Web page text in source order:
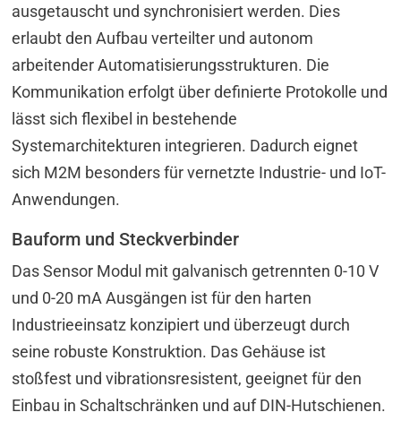
ausgetauscht und synchronisiert werden. Dies
erlaubt den Aufbau verteilter und autonom
arbeitender Automatisierungsstrukturen. Die
Kommunikation erfolgt über definierte Protokolle und
lässt sich flexibel in bestehende
Systemarchitekturen integrieren. Dadurch eignet
sich M2M besonders für vernetzte Industrie- und IoT-
Anwendungen.
Bauform und Steckverbinder
Das Sensor Modul mit galvanisch getrennten 0-10 V
und 0-20 mA Ausgängen ist für den harten
Industrieeinsatz konzipiert und überzeugt durch
seine robuste Konstruktion. Das Gehäuse ist
stoßfest und vibrationsresistent, geeignet für den
Einbau in Schaltschränken und auf DIN-Hutschienen.